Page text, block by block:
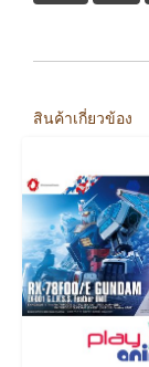
สินค้าเกี่ยวข้อง